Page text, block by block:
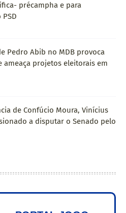
précampha e para
Pedro Abib no MDB provoca
ameaça projetos eleitorais em
de Confúcio Moura, Vinícius
a disputar o Senado pelo